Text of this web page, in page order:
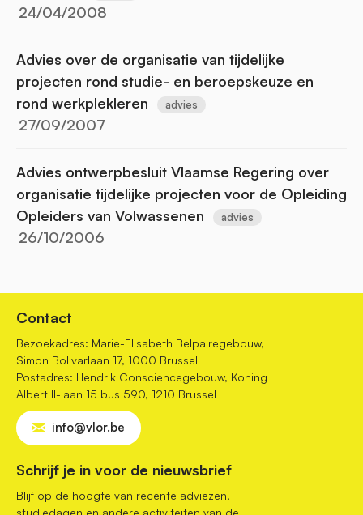
24/04/2008
Advies over de organisatie van tijdelijke
projecten rond studie- en beroepskeuze en
rond werkplekleren
advies
27/09/2007
Advies ontwerpbesluit Vlaamse Regering over
organisatie tijdelijke projecten voor de Opleiding
Opleiders van Volwassenen
advies
26/10/2006
Contact
Bezoekadres: Marie-Elisabeth Belpairegebouw,
Simon Bolivarlaan 17, 1000 Brussel
Postadres: Hendrik Consciencegebouw, Koning
Albert II-laan 15 bus 590, 1210 Brussel
info@vlor.be
Schrijf je in voor de nieuwsbrief
Blijf op de hoogte van recente adviezen,
studiedagen en andere activiteiten van de